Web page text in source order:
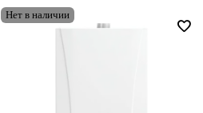
Нет в наличии